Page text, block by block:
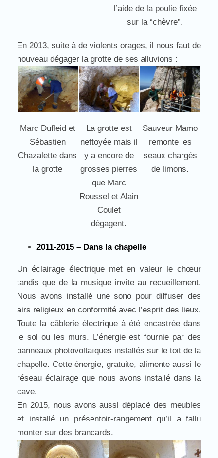
l’aide de la poulie fixée
sur la “chèvre”.
En 2013, suite à de violents orages, il nous faut de
nouveau dégager la grotte de ses alluvions :
Marc Dufleid et
Sébastien
Chazalette dans
la grotte
La grotte est
nettoyée mais il
y a encore de
grosses pierres
que Marc
Roussel et Alain
Coulet
dégagent.
Sauveur Mamo
remonte les
seaux chargés
de limons.
2011-2015 – Dans la chapelle
Un éclairage électrique met en valeur le chœur
tandis que de la musique invite au recueillement.
Nous avons installé une sono pour diffuser des
airs religieux en conformité avec l’esprit des lieux.
Toute la câblerie électrique à été encastrée dans
le sol ou les murs. L’énergie est fournie par des
panneaux photovoltaïques installés sur le toit de la
chapelle. Cette énergie, gratuite, alimente aussi le
réseau éclairage que nous avons installé dans la
cave.
En 2015, nous avons aussi déplacé des meubles
et installé un présentoir-rangement qu’il a fallu
monter sur des brancards.